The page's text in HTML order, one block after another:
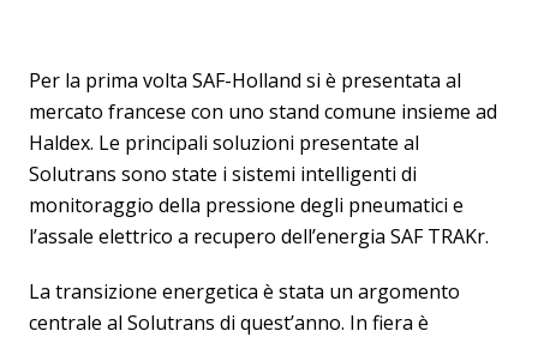
Per la prima volta SAF-Holland si è presentata al
mercato francese con uno stand comune insieme ad
Haldex. Le principali soluzioni presentate al
Solutrans sono state i sistemi intelligenti di
monitoraggio della pressione degli pneumatici e
l’assale elettrico a recupero dell’energia SAF TRAKr.
La transizione energetica è stata un argomento
centrale al Solutrans di quest’anno. In fiera è